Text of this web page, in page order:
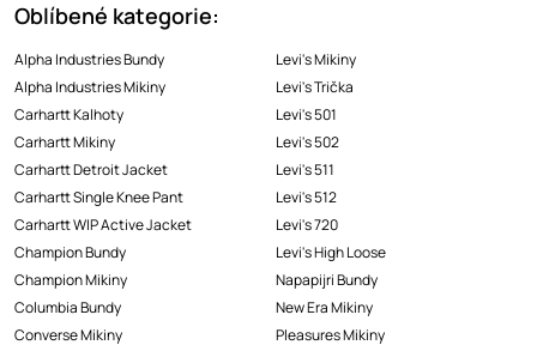
Oblíbené kategorie:
Alpha Industries Bundy
Alpha Industries Mikiny
Carhartt Kalhoty
Carhartt Mikiny
Carhartt Detroit Jacket
Carhartt Single Knee Pant
Carhartt WIP Active Jacket
Champion Bundy
Champion Mikiny
Columbia Bundy
Converse Mikiny
Levi's Mikiny
Levi's Trička
Levi's 501
Levi's 502
Levi's 511
Levi's 512
Levi's 720
Levi's High Loose
Napapijri Bundy
New Era Mikiny
Pleasures Mikiny